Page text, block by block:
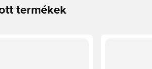
termékek